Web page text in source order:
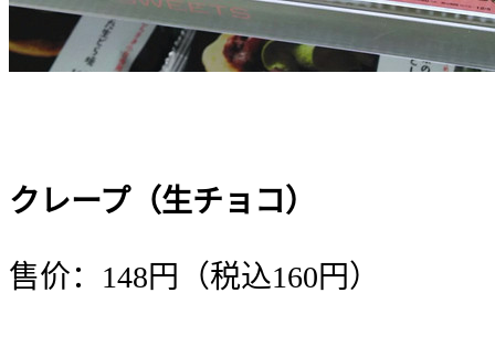
クレープ（生チョコ）
售价：148円（税込160円）